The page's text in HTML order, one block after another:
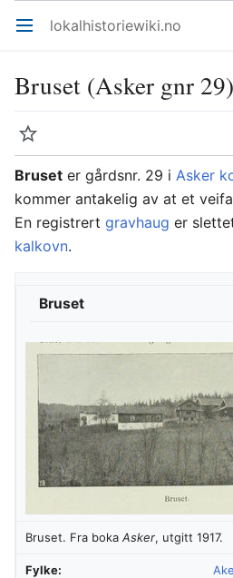
Åpne hovedmenyen lokalhistoriewiki.no
Bruset (Asker gnr 29)
Overvåk
Bruset er gårdsnr. 29 i Asker
kommer antakelig av at et
En registrert gravhaug er
kalkovn.
Bruset
Bruset. Fra boka Asker, utgitt 1917.
Fylke: